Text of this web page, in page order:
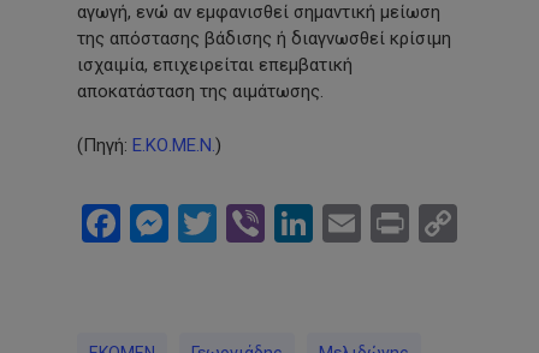
αγωγή, ενώ αν εμφανισθεί σημαντική μείωση
της απόστασης βάδισης ή διαγνωσθεί κρίσιμη
ισχαιμία, επιχειρείται επεμβατική
αποκατάσταση της αιμάτωσης.
(Πηγή: Ε.ΚΟ.ΜΕ.Ν. )
Facebook
Messenger
Twitter
ViberLinkedIn
Email
Print